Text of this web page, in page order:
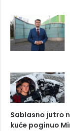
Sablasno jutro
kuće poginuo